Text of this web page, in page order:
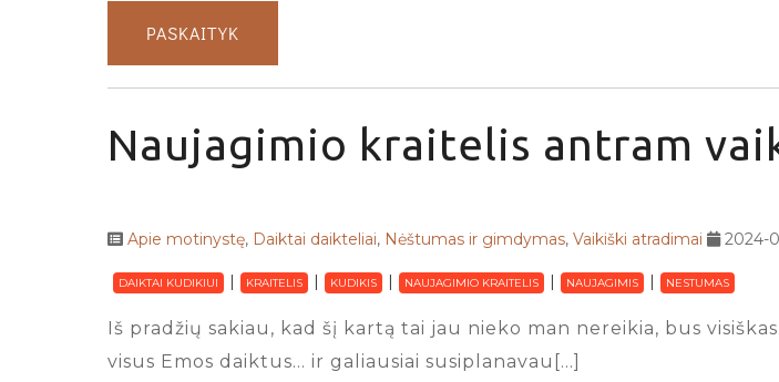
PASKAITYK
Naujagimio kraitelis antram
Apie motinystę, Daiktai daikteliai, Nėštumas ir gimdymas, Vaikiški atradimai 2024-
DAIKTAI KUDIKIUI KRAITELIS KUDIKIS NAUJAGIMIO KRAITELIS NAUJAGIMIS NESTUMAS
Iš pradžių sakiau, kad šį kartą tai jau nieko man nereikia, bus
visus Emos daiktus… ir galiausiai susiplanavau[…]